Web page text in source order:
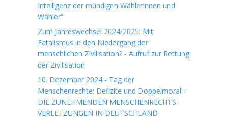
Intelligenz der mündigen Wählerinnen und
Wähler“
Zum Jahreswechsel 2024/2025: Mit
Fatalismus in den Niedergang der
menschlichen Zivilisation? - Aufruf zur Rettung
der Zivilisation
10. Dezember 2024 - Tag der
Menschenrechte: Defizite und Doppelmoral -
DIE ZUNEHMENDEN MENSCHENRECHTS-
VERLETZUNGEN IN DEUTSCHLAND